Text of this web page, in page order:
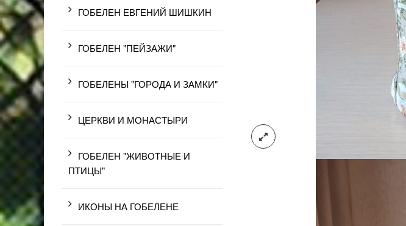
ГОБЕЛЕН ЕВГЕНИЙ ШИШКИН
ГОБЕЛЕН "ПЕЙЗАЖИ"
ГОБЕЛЕНЫ "ГОРОДА И ЗАМКИ"
ЦЕРКВИ И МОНАСТЫРИ
ГОБЕЛЕН "ЖИВОТНЫЕ И
ПТИЦЫ"
ИКОНЫ НА ГОБЕЛЕНЕ